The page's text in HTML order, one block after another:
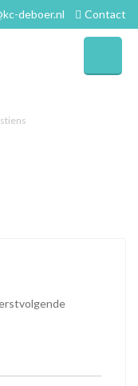
deboer.nl Contact